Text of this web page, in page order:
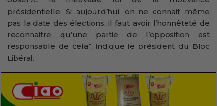
présidentielle. Si aujourd’hui, on ne connait même
pas la date des élections, il faut avoir l’honnêteté de
reconnaitre qu’une partie de l’opposition est
responsable de cela’’, indique le président du Bloc
Libéral.